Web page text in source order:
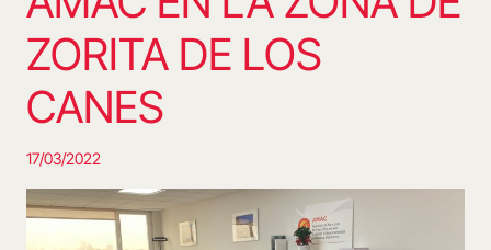
ZORITA DE LOS
CANES
17/03/2022